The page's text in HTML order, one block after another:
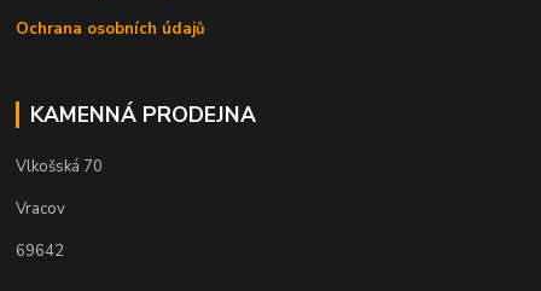
Ochrana osobních údajů
KAMENNÁ PRODEJNA
Vlkošská 70
Vracov
69642